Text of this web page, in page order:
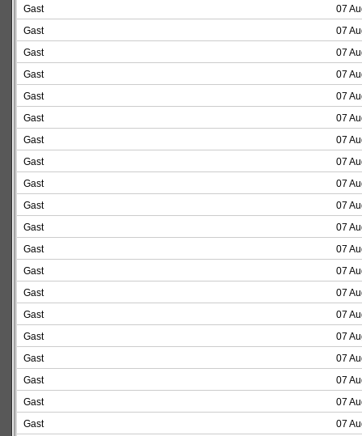
Gast
07
Gast
07
Gast
07
Gast
07
Gast
07
Gast
07
Gast
07
Gast
07
Gast
07
Gast
07
Gast
07
Gast
07
Gast
07
Gast
07
Gast
07
Gast
07
Gast
07
Gast
07
Gast
07
Gast
07